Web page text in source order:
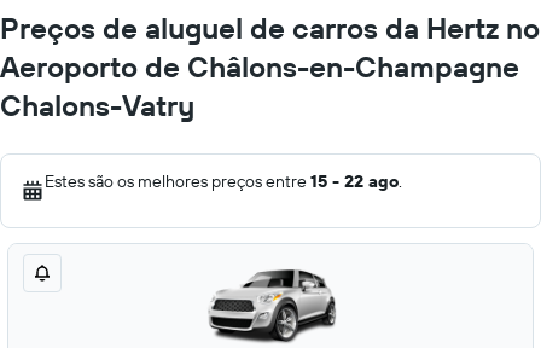
Preços de aluguel de carros da Hertz no
Aeroporto de Châlons-en-Champagne
Chalons-Vatry
Estes são os melhores preços entre15 - 22 ago.